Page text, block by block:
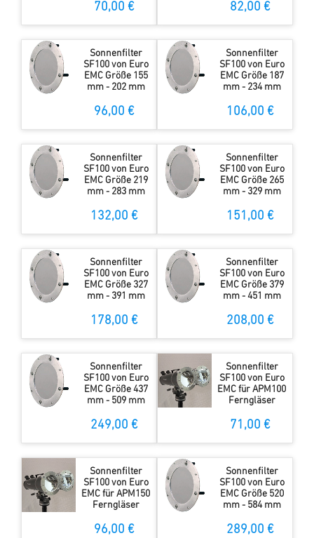
70,00 € 82,00 €
Sonnenfilter
SF100 von Euro
EMC Größe 155
mm - 202 mm
96,00 €
Sonnenfilter
SF100 von Euro
EMC Größe 187
mm - 234 mm
106,00 €
Sonnenfilter
SF100 von Euro
EMC Größe 219
mm - 283 mm
132,00 €
Sonnenfilter
SF100 von Euro
EMC Größe 265
mm - 329 mm
151,00 €
Sonnenfilter
SF100 von Euro
EMC Größe 327
mm - 391 mm
178,00 €
Sonnenfilter
SF100 von Euro
EMC Größe 379
mm - 451 mm
208,00 €
Sonnenfilter
SF100 von Euro
EMC Größe 437
mm - 509 mm
249,00 €
Sonnenfilter
SF100 von Euro
EMC für APM100
Ferngläser
71,00 €
Sonnenfilter
SF100 von Euro
EMC für APM150
Ferngläser
96,00 €
Sonnenfilter
SF100 von Euro
EMC Größe 520
mm - 584 mm
289,00 €